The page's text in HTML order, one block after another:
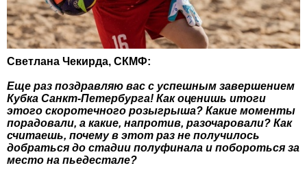
Светлана Чекирда, СКМФ:
Еще раз поздравляю вас с успешным завершением
Кубка Санкт-Петербурга! Как оценишь итоги
этого скоротечного розыгрыша? Какие моменты
порадовали, а какие, напротив, разочаровали? Как
считаешь, почему в этот раз не получилось
добраться до стадии полуфинала и побороться за
место на пьедестале?